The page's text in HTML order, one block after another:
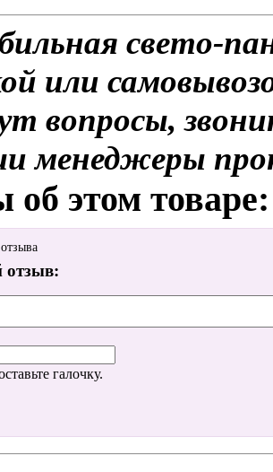
свето-
или
вопросы,
менеджеры
этом товаре:
отзыв:
галочку.